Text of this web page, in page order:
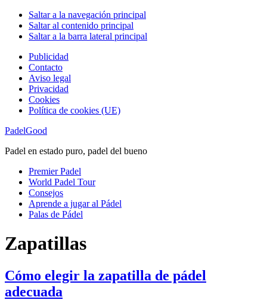
Saltar a la navegación principal
Saltar al contenido principal
Saltar a la barra lateral principal
Publicidad
Contacto
Aviso legal
Privacidad
Cookies
Política de cookies (UE)
PadelGood
Padel en estado puro, padel del bueno
Premier Padel
World Padel Tour
Consejos
Aprende a jugar al Pádel
Palas de Pádel
Zapatillas
Cómo elegir la zapatilla de pádel
adecuada